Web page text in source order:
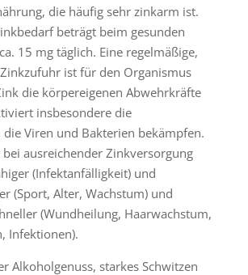
die häufig sehr zinkarm ist.
beträgt beim gesunden
15 mg täglich. Eine regelmäßige,
ist für den Organismus
die körpereigenen Abwehrkräfte
insbesondere die
die Viren und Bakterien bekämpfen.
ausreichender Zinkversorgung
(Infektanfälligkeit) und
(Sport, Alter, Wachstum) und
(Wundheilung, Haarwachstum,
Infektionen).
Alkoholgenuss, starkes Schwitzen